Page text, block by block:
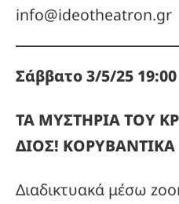
info@ideotheatron.gr
Σάββατο 3/5/25 19:00
ΤΑ ΜΥΣΤΗΡΙΑ ΤΟΥ
ΔΙΟΣ!
Διαδικτυακά μέσω